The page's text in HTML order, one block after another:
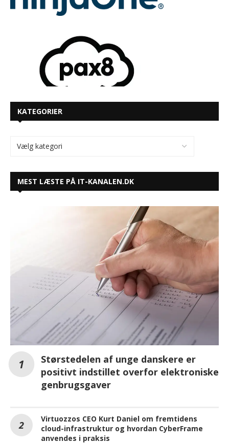
KATEGORIER
MEST LÆSTE PÅ IT-KANALEN.DK
Størstedelen af unge danskere er
positivt indstillet overfor elektroniske
genbrugsgaver
Virtuozzos CEO Kurt Daniel om fremtidens
cloud-infrastruktur og hvordan CyberFrame
anvendes i praksis